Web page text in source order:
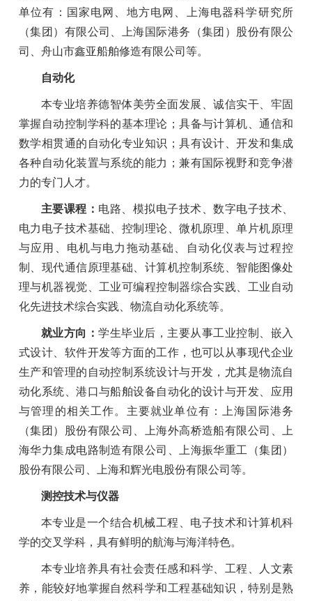
单位有：国家电网、地方电网、上海电器科学研究所
（集团）有限公司、上海国际港务（集团）股份有限公
司、舟山市鑫亚船舶修造有限公司等。
自动化
本专业培养德智体美劳全面发展、诚信实干、牢固
掌握自动控制学科的基本理论；具备与计算机、通信和
数学相贯通的自动化专业知识；具有设计、开发和集成
各种自动化装置与系统的能力；兼有国际视野和竞争潜
力的专门人才。
主要课程： 电路、模拟电子技术、数字电子技术、
电力电子技术基础、控制理论、微机原理、单片机原理
与应用、电机与电力拖动基础、自动化仪表与过程控
制、现代通信原理基础、计算机控制系统、智能图像处
理与机器视觉、工业可编程控制器综合实践、工业自动
化先进技术综合实践、物流自动化系统等。
就业方向：学生毕业后，主要从事工业控制、嵌入
式设计、软件开发等方面的工作，也可以从事现代企业
生产和管理的自动控制系统设计与开发，尤其是物流自
动化系统、港口与船舶设备自动化的设计与开发、应用
与管理的相关工作。主要就业单位有：上海国际港务
（集团）股份有限公司、上海外高桥造船有限公司、上
海华力集成电路制造有限公司、上海振华重工（集团）
股份有限公司、上海和辉光电股份有限公司等。
测控技术与仪器
本专业是一个结合机械工程、电子技术和计算机科
学的交叉学科，具有鲜明的航海与海洋特色。
本专业培养具有社会责任感和科学、工程、人文素
养，能较好地掌握自然科学和工程基础知识，特别是熟